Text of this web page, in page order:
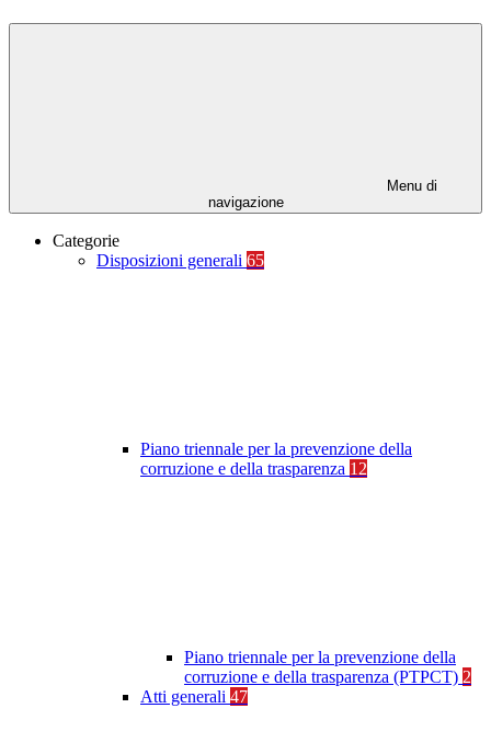
Menu di
navigazione
Categorie
Disposizioni generali 65
Piano triennale per la prevenzione della
corruzione e della trasparenza 12
Piano triennale per la prevenzione della
corruzione e della trasparenza (PTPCT) 2
Atti generali 47